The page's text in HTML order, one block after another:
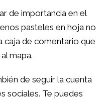
de importancia en el
pasteles en hoja no
caja de comentario que
mapa.
de seguir la cuenta
sociales. Te puedes